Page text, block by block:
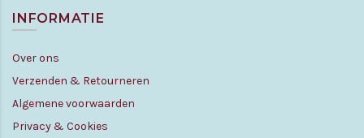
INFORMATIE
Over ons
Verzenden & Retourneren
Algemene voorwaarden
Privacy & Cookies